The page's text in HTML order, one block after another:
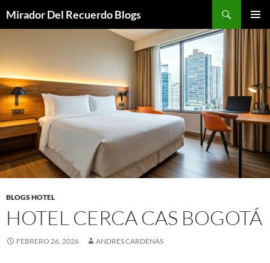
Mirador Del Recuerdo Blogs
MENÚ
BLOGS HOTEL
HOTEL CERCA CAS BOGOTÁ
FEBRERO 26, 2026 ANDRES CARDENAS